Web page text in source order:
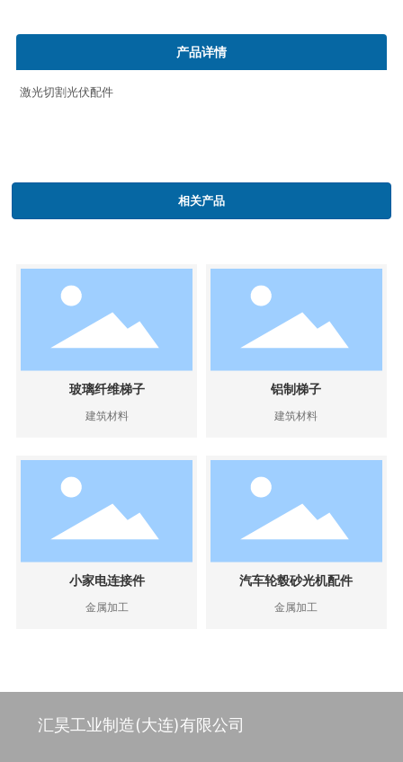
产品详情
激光切割光伏配件
相关产品
玻璃纤维梯子
建筑材料
铝制梯子
建筑材料
小家电连接件
金属加工
汽车轮毂砂光机配件
金属加工
汇昊工业制造(大连)有限公司